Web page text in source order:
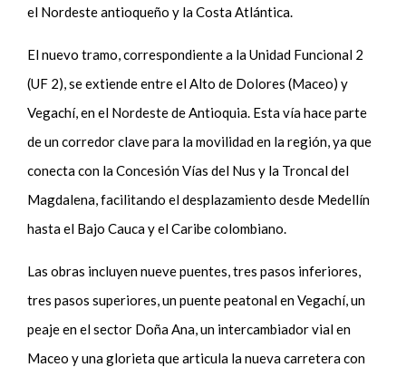
el Nordeste antioqueño y la Costa Atlántica.
El nuevo tramo, correspondiente a la Unidad Funcional 2
(UF 2), se extiende entre el Alto de Dolores (Maceo) y
Vegachí, en el Nordeste de Antioquia. Esta vía hace parte
de un corredor clave para la movilidad en la región, ya que
conecta con la Concesión Vías del Nus y la Troncal del
Magdalena, facilitando el desplazamiento desde Medellín
hasta el Bajo Cauca y el Caribe colombiano.
Las obras incluyen nueve puentes, tres pasos inferiores,
tres pasos superiores, un puente peatonal en Vegachí, un
peaje en el sector Doña Ana, un intercambiador vial en
Maceo y una glorieta que articula la nueva carretera con